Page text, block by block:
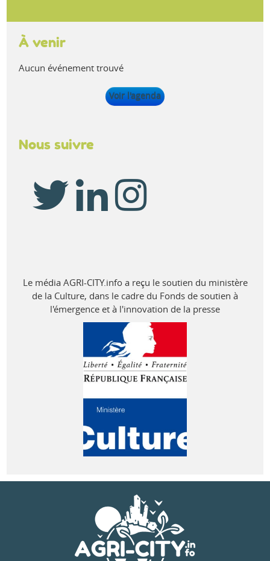
À venir
Aucun événement trouvé
Voir l'agenda
Nous suivre
Le média AGRI-CITY.info a reçu le soutien du ministère
de la Culture, dans le cadre du Fonds de soutien à
l'émergence et à l'innovation de la presse